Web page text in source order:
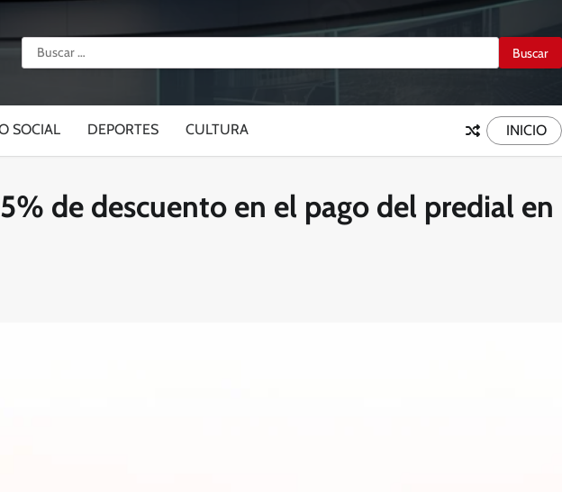
Buscar:
SOCIAL DEPORTES CULTURA INICIO
de descuento en el pago del predial en